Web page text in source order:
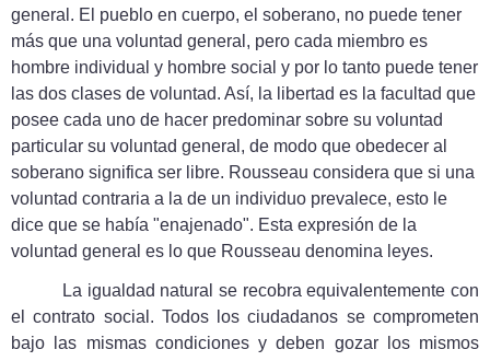
general. El pueblo en cuerpo, el soberano, no puede tener
más que una voluntad general, pero cada miembro es
hombre individual y hombre social y por lo tanto puede tener
las dos clases de voluntad. Así, la libertad es la facultad que
posee cada uno de hacer predominar sobre su voluntad
particular su voluntad general, de modo que obedecer al
soberano significa ser libre. Rousseau considera que si una
voluntad contraria a la de un individuo prevalece, esto le
dice que se había "enajenado". Esta expresión de la
voluntad general es lo que Rousseau denomina leyes.
La igualdad natural se recobra equivalentemente con
el contrato social. Todos los ciudadanos se comprometen
bajo las mismas condiciones y deben gozar los mismos